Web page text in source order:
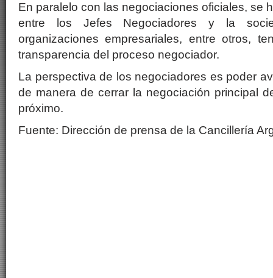
En paralelo con las negociaciones oficiales, se
entre los Jefes Negociadores y la
organizaciones empresariales, entre otros,
transparencia del proceso negociador.
La perspectiva de los negociadores es poder
de manera de cerrar la negociación principal
próximo.
Fuente: Dirección de prensa de la Cancillería